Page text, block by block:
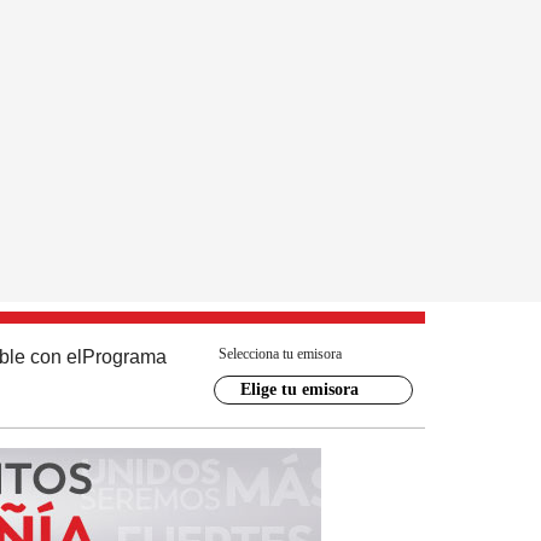
con el Programa Selecciona tu emisora
Elige tu emisora